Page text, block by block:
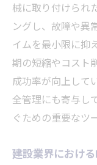
械に取り付けられ
ングし、故障や異
イムを最小限に抑
期の短縮やコスト
成功率が向上して
全管理にも寄与し
ぐための重要なツ
建設業界におけ